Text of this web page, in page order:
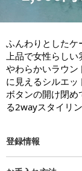
ふんわりとしたケ
上品で女性らしい
やわらかいラウン
に見えるシルエッ
ボタンの開け閉め
る2wayスタイリ
登録情報